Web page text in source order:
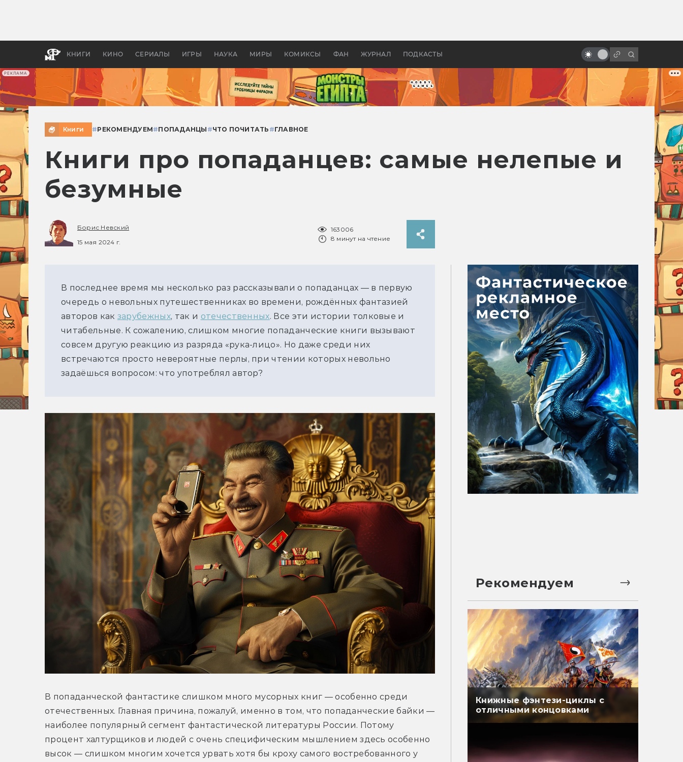
РЕКЛАМА
КНИГИ КИНО СЕРИАЛЫ ИГРЫ НАУКА МИРЫ КОМИКСЫ ФАН ЖУРНАЛ ПОДКАСТЫ
бы «Властелина колец»
Древней Грецией
мультфильма про зелёного огра
Книги #РЕКОМЕНДУЕМ#ПОПАДАНЦЫ #ЧТО ПОЧИТАТЬ #ГЛАВНОЕ
Книги про попаданцев: самые нелепые и
безумные
Борис Невский
15 мая 2024 г.
163006
8 минут на чтение
В последнее время мы несколько раз рассказывали о попаданцах — в первую
очередь о невольных путешественниках во времени, рождённых фантазией
авторов как зарубежных, так и отечественных. Все эти истории толковые и
читабельные. К сожалению, слишком многие попаданческие книги вызывают
совсем другую реакцию из разряда «рука-лицо». Но даже среди них
встречаются просто невероятные перлы, при чтении которых невольно
задаёшься вопросом: что употреблял автор?
В попаданческой фантастике слишком много мусорных книг — особенно среди
отечественных. Главная причина, пожалуй, именно в том, что попаданческие байки —
наиболее популярный сегмент фантастической литературы России. Потому
процент халтурщиков и людей с очень специфическим мышлением здесь особенно
высок — слишком многим хочется урвать хотя бы кроху самого востребованного у
Рекомендуем
Книжные фэнтези-циклы с
отличными концовками